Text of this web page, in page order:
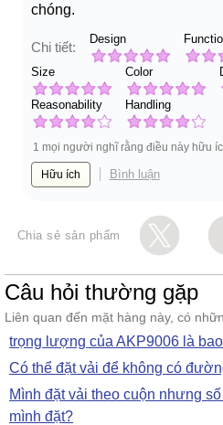
chóng.
Chi tiết:
Design
Size Color
Reasonability Handling
1 mọi người nghĩ rằng điều này hữu
Hữu ích Bình luận
Chia sẻ sản phẩm
Câu hỏi thường gặp
Liên quan đến mặt hàng này, có
trọng lượng của AKP9006 là
Có thể đặt vải để không có
Mình đặt vải theo cuộn nhưng
mình đặt?